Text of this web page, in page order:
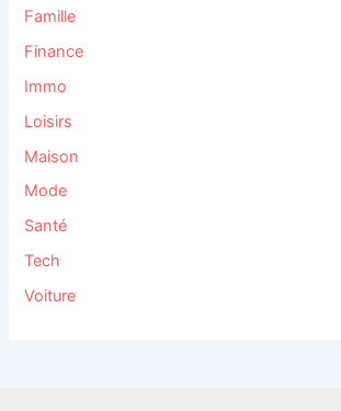
Famille
Finance
Immo
Loisirs
Maison
Mode
Santé
Tech
Voiture